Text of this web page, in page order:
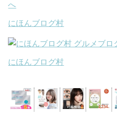
にほんブログ村
にほんブログ村